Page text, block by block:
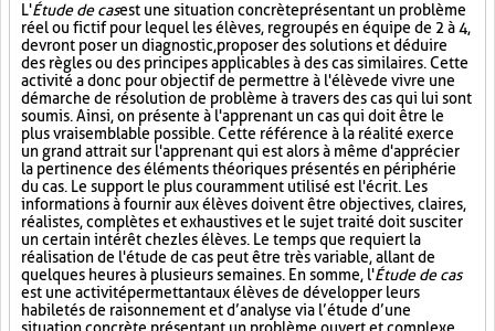
L'Étude de casest une situation concrète présentant un problème
réel ou fictif pour lequel les élèves, regroupés en équipe de 2 à 4,
devront poser un diagnostic, proposer des solutions et déduire
des règles ou des principes applicables à des cas similaires. Cette
activité a donc pour objectif de permettre à l'élève de vivre une
démarche de résolution de problème à travers des cas qui lui sont
soumis. Ainsi, on présente à l'apprenant un cas qui doit être le
plus vraisemblable possible. Cette référence à la réalité exerce
un grand attrait sur l'apprenant qui est alors à même d'apprécier
la pertinence des éléments théoriques présentés en périphérie
du cas. Le support le plus couramment utilisé est l'écrit. Les
informations à fournir aux élèves doivent être objectives, claires,
réalistes, complètes et exhaustives et le sujet traité doit susciter
un certain intérêt chez les élèves. Le temps que requiert la
réalisation de l'étude de cas peut être très variable, allant de
quelques heures à plusieurs semaines. En somme, l'Étude de cas
est une activité permettant aux élèves de développer leurs
habiletés de raisonnement et d’analyse via l’étude d’une